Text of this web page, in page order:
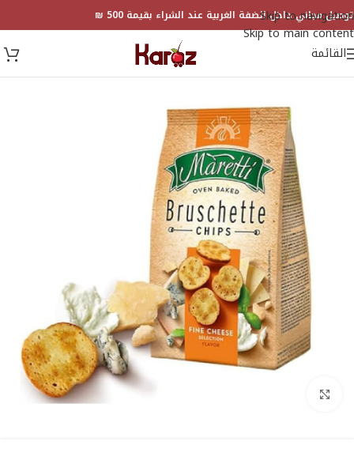
Skip to navigation
Skip to main content
توصيل مجاني داخل الضفة الغربية عند الشراء بقيمة 500 ₪
القائمة